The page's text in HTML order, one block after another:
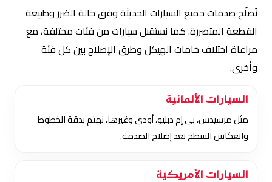
نُصلّح صدمات جميع السيارات الحديثة وفق حالة الضرر وطبيعة
القطعة المتضررة. كما نستقبل سيارات من فئات مختلفة، مع
مراعاة اختلاف خامات الهيكل وطرق الإصلاح بين كل فئة
وأخرى.
السيارات الألمانية
مثل مرسيدس، بي إم دبليو، أودي وغيرها. نهتم بدقة الخطوط
وانعكاس السطح بعد إصلاح الصدمة.
السيارات الأمريكية